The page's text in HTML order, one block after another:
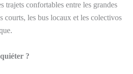
trajets confortables entre les grandes
courts, les bus locaux et les colectivos
?